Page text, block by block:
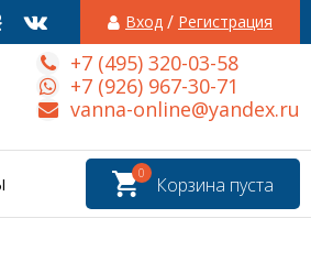
Вход / Регистрация
+7 (495) 320-03-58
+7 (926) 967-30-71
vanna-online@yandex.ru
Корзина пуста
0